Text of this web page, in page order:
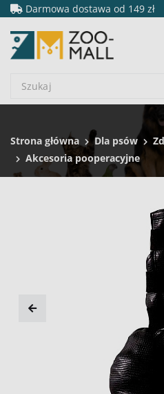
Darmowa dostawa od 149 zł
Strona główna Dla psów
Akcesoria pooperacyjne